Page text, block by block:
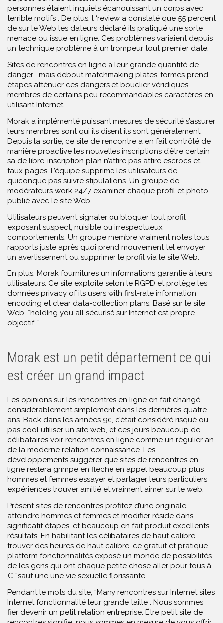
personnes étaient inquiets épanouissant un corps avec
terrible motifs . De plus, l ‘review a constaté que 55 percent
de sur le Web les dateurs déclaré ils pratiqué une sorte
menace ou issue en ligne. Ces problèmes variaient depuis
un technique problème à un trompeur tout premier date.
Sites de rencontres en ligne a leur grande quantité de
danger , mais debout matchmaking plates-formes prend
étapes atténuer ces dangers et bouclier véridiques
membres de certains peu recommandables caractères en
utilisant Internet.
Morak a implémenté puissant mesures de sécurité s’assurer
leurs membres sont qui ils disent ils sont généralement.
Depuis la sortie, ce site de rencontre a en fait contrôlé de
manière proactive les nouvelles inscriptions d’être certain
sa de libre-inscription plan n’attire pas attire escrocs et
faux pages. L’équipe supprime les utilisateurs de
quiconque pas suivre stipulations. Un groupe de
modérateurs work 24/7 examiner chaque profil et photo
publié avec le site Web.
Utilisateurs peuvent signaler ou bloquer tout profil
exposant suspect, nuisible ou irrespectueux
comportements. Un groupe membre vraiment notes tous
rapports juste après quoi prend mouvement tel envoyer
un avertissement ou supprimer le profil via le site Web.
En plus, Morak fournitures un informations garantie à leurs
utilisateurs. Ce site exploite selon le RGPD et protège les
données privacy of its users with first-rate information
encoding et clear data-collection plans. Basé sur le site
Web, “holding you all sécurisé sur Internet est propre
objectif. “
Morak est un petit département ce qui
est créer un grand impact
Les opinions sur les rencontres en ligne en fait changé
considérablement simplement dans les dernières quatre
ans. Back dans les années 90, c’était considéré risqué ou
pas cool utiliser un site web, et ces jours beaucoup de
célibataires voir rencontres en ligne comme un régulier an
de la moderne relation connaissance. Les
développements suggérer que sites de rencontres en
ligne restera grimpe en flèche en appel beaucoup plus
hommes et femmes essayer et partager leurs particuliers
expériences trouver amitié et vraiment aimer sur le web.
Présent sites de rencontres profitez d’une originale
atteindre hommes et femmes et modifier réside dans
significatif étapes, et beaucoup en fait produit excellents
résultats. En habilitant les célibataires de haut calibre
trouver des heures de haut calibre, ce gratuit et pratique
platform fonctionnalités exposé un monde de possibilités
de les gens qui ont chaque petite chose aller pour tous â
€ ”sauf une une vie sexuelle florissante.
Pendant le mots du site, “Many rencontres sur Internet sites
Internet fonctionnalité leur grande taille . Nous sommes
fier devenir un petit relation entreprise. Être petit site de